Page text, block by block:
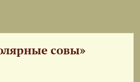
совы»